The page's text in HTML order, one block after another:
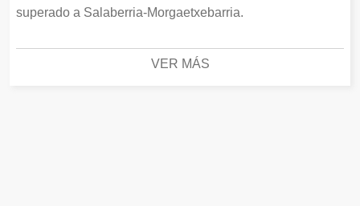
superado a Salaberria-Morgaetxebarria.
VER MÁS